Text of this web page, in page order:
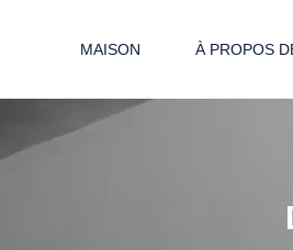
MAISON À PROPOS